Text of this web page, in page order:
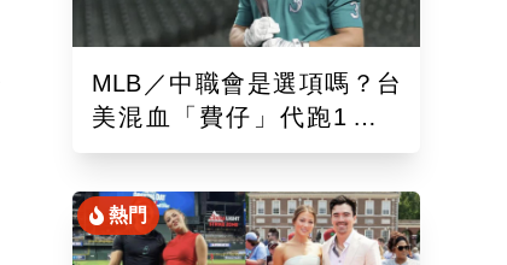
MLB／中職會是選項嗎？台
美混血「費仔」代跑1場被
DFA！再成自由球員動向受
熱門